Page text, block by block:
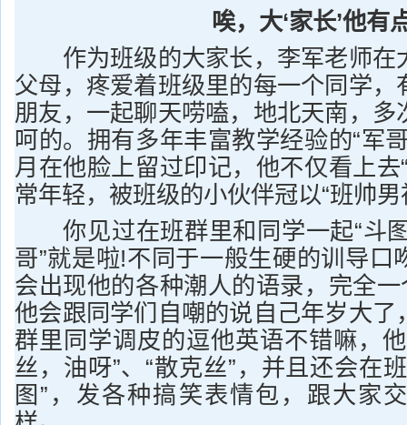
唉，大‘家长’他有
作为班级的大家长，李军老师在
父母，疼爱着班级里的每一个同学，
朋友，一起聊天唠嗑，地北天南，多
呵的。拥有多年丰富教学经验的“军
月在他脸上留过印记，他不仅看上去
常年轻，被班级的小伙伴冠以“班帅男
你见过在班群里和同学一起“斗图
哥”就是啦!不同于一般生硬的训导口
会出现他的各种潮人的语录，完全一
他会跟同学们自嘲的说自己年岁大了
群里同学调皮的逗他英语不错嘛，
丝，油呀”、“散克丝”，并且还会在
图”，发各种搞笑表情包，跟大家